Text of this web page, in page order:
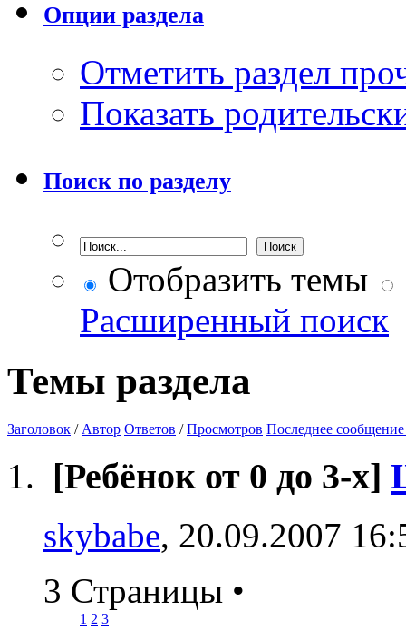
Опции раздела
Отметить раздел
Показать
Поиск по разделу
Отобразить темы
Расширенный поиск
Темы раздела
Заголовок / Автор Ответов /Просмотров Последнее сообщение
[Ребёнок от 0 до 3-х]
skybabe, 20.09.2007
3 Страницы •
1 2 3